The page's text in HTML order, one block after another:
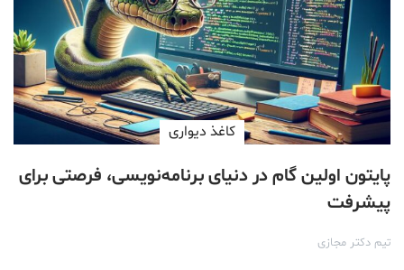
کاغذ دیواری
پایتون اولین گام در دنیای برنامه‌نویسی، فرصتی برای
پیشرفت
تیم دکتر مجازی